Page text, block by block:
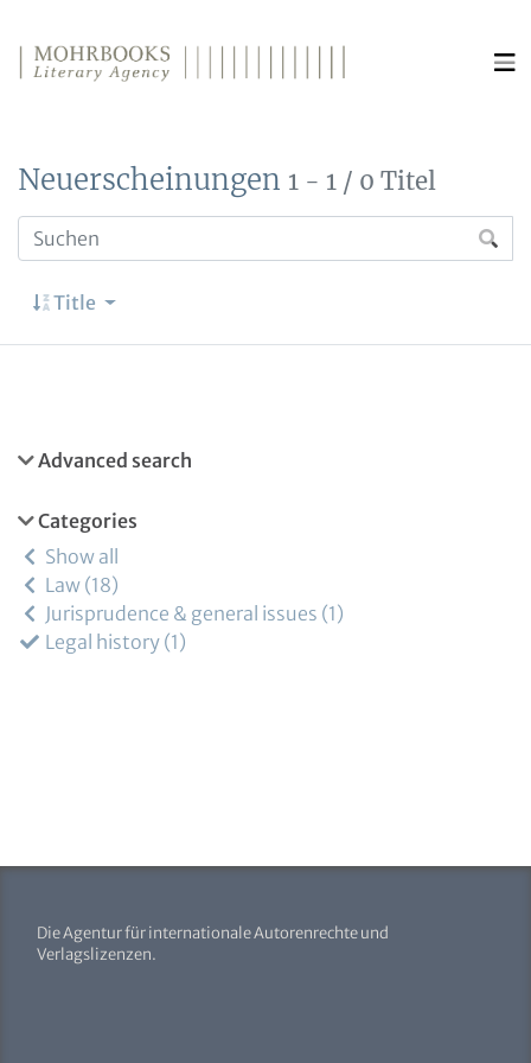
Neuerscheinungen 1 - 1 / 0 Titel
Title
Advanced search
Categories
Show all
Law 18
Jurisprudence & general issues 1
Legal history 1
Die Agentur für internationale Autorenrechte und
Verlagslizenzen.